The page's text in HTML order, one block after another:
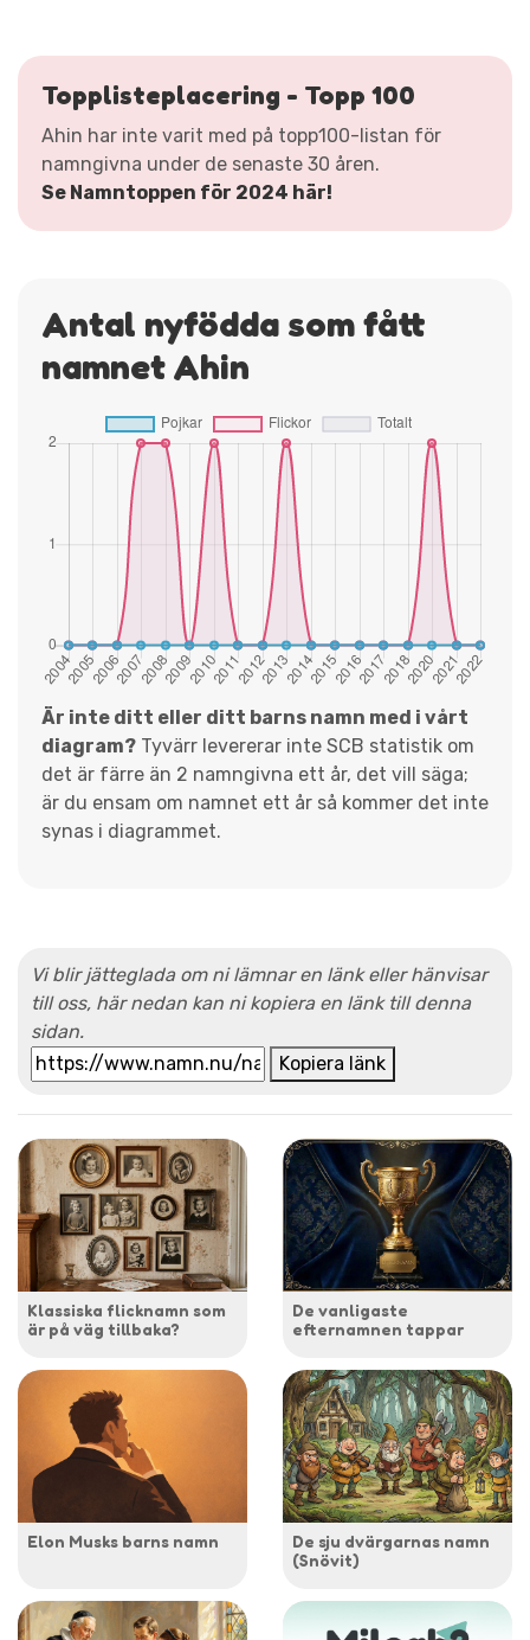
Topplisteplacering - Topp 100
Ahin har inte varit med på topp100-listan för
namngivna under de senaste 30 åren.
Se Namntoppen för 2024 här!
Antal nyfödda som fått
namnet Ahin
Är inte ditt eller ditt barns namn med i vårt
diagram? Tyvärr levererar inte SCB statistik om
det är färre än 2 namngivna ett år, det vill säga;
är du ensam om namnet ett år så kommer det inte
synas i diagrammet.
Vi blir jätteglada om ni lämnar en länk eller hänvisar
till oss, här nedan kan ni kopiera en länk till denna
sidan.
Kopiera länk
Klassiska flicknamn som
är på väg tillbaka?
De vanligaste
efternamnen tappar
Elon Musks barns namn
De sju dvärgarnas namn
(Snövit)